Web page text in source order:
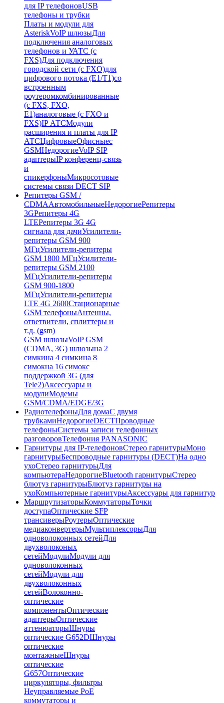
для IP телефоновUSB
телефоны и трубки
Платы и модули для
AsteriskVoIP шлюзыДля
подключения аналоговых
телефонов и УАТС (с
FXS)Для подключения
городской сети (с FXO)для
цифрового потока (E1/T1)со
встроенным
роутеромкомбинированные
(c FXS, FXO,
E1)аналоговые (с FXO и
FXS)IP АТСМодули
расширения и платы для IP
АТСЦифровыеОфисныес
GSMНедорогиеVoIP SIP
адаптерыIP конференц-связь
и
спикерфоныМикросотовые
системы связи DECT SIP
Репитеры GSM /
CDMAАвтомобильныеНедорогиеРепитеры
3GРепитеры 4G
LTEРепитеры 3G 4G
сигнала для дачиУсилители-
репитеры GSM 900
МГцУсилители-репитеры
GSM 1800 МГцУсилители-
репитеры GSM 2100
МГцУсилители-репитеры
GSM 900-1800
МГцУсилители-репитеры
LTE 4G 2600Стационарные
GSM телефоныАнтенны,
ответвители, сплиттеры и
т.д. (gsm)
GSM шлюзыVoIP GSM
(CDMA, 3G) шлюзына 2
симкина 4 симкина 8
симокна 16 симокс
поддержкой 3G (для
Tele2)Аксессуары и
модулиМодемы
GSM/CDMA/EDGE/3G
РадиотелефоныДля домаС двумя
трубкамиНедорогиеDECTПроводные
телефоныСистемы записи телефонных
разговоровТелефония PANASONIC
Гарнитуры для IP-телефоновСтерео гарнитурыМоно
гарнитурыБеспроводные гарнитуры (DECT)На одно
ухоСтерео гарнитурыДля
компьютераНедорогиеBluetooth гарнитурыСтерео
блютуз гарнитурыБлютуз гарнитуры на
ухоКомпьютерные гарнитурыАксессуары для гарнитур
МаршрутизаторыКоммутаторыТочки
доступаОптические SFP
трансиверыРоутерыОптические
медиаконвертерыМультиплексорыДля
одноволоконных сетейДля
двухволоконых
сетейМодулиМодули для
одноволоконных
сетейМодули для
двухволоконных
сетейВолоконно-
оптические
компонентыОптические
адаптерыОптические
аттенюаторыШнуры
оптические G652DШнуры
оптические
монтажныеШнуры
оптические
G657Оптические
циркуляторы, фильтры
Неуправляемые PoE
коммутаторы и